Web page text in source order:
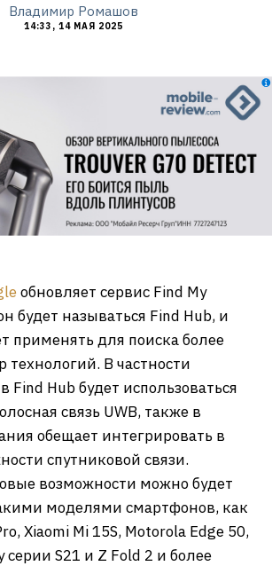
Владимир Ромашов
14:33, 14 МАЯ 2025
обновляет сервис Find My
будет называться Find Hub, и
применять для поиска более
В частности
Find Hub будет использоваться
связь UWB, также в
обещает интегрировать в
спутниковой связи.
возможности можно будет
моделями смартфонов, как
Xiaomi Mi 15S, Motorola Edge 50,
серии S21 и Z Fold 2 и более